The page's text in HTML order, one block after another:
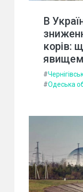
В
корів:
#
#Одеська